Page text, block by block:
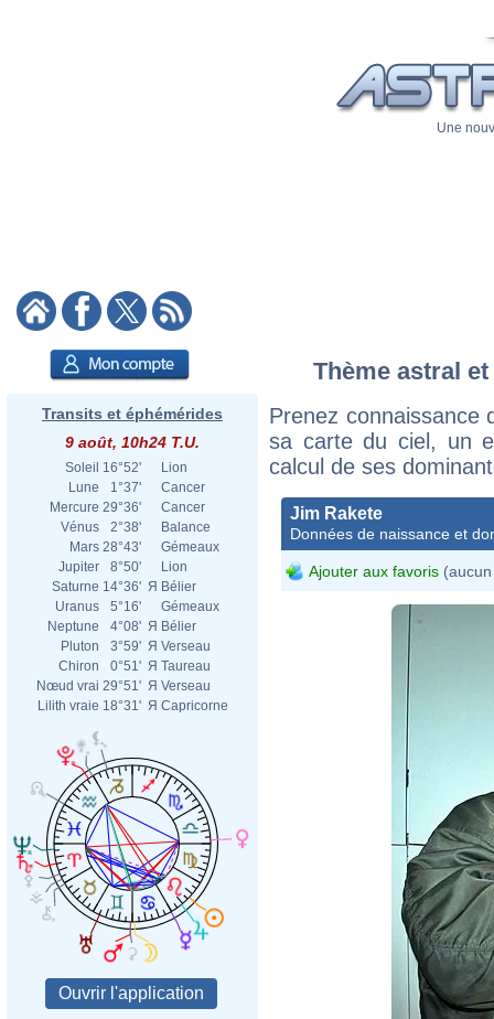
Une
Transits et éphémérides
9 août, 10h24 T.U.
Soleil 16°52'
Lion
Lune
1°37'
Cancer
Mercure 29°36'
Cancer
Vénus
2°38'
Balance
Mars 28°43'
Gémeaux
Jupiter
8°50'
Lion
Saturne 14°36' Я Bélier
Uranus
5°16'
Gémeaux
Neptune
4°08' Я Bélier
Pluton
3°59' Я Verseau
Chiron
0°51' Я Taureau
Nœud vrai 29°51' Я Verseau
Lilith vraie 18°31' Я Capricorne
Thème astral
Prenez connaissance
sa carte du ciel, un
calcul de ses
Jim Rakete
Données de naissance et
Ajouter aux favoris